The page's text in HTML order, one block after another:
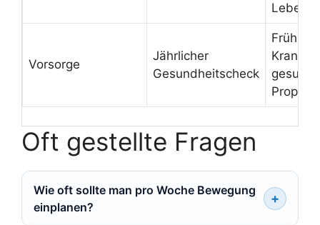
Vorsorge
Jährlicher
Gesundheitscheck
Oft gestellte Fragen
Wie oft sollte man pro Woche Bewegung
einplanen?